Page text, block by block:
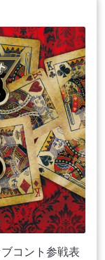
コント参戦表